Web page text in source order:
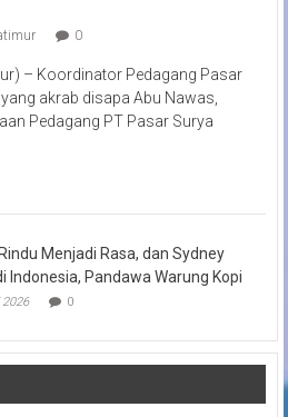
0
– Koordinator Pedagang Pasar
akrab disapa Abu Nawas,
Pedagang PT Pasar Surya
Menjadi Rasa, dan Sydney
Indonesia, Pandawa Warung Kopi
2026 0